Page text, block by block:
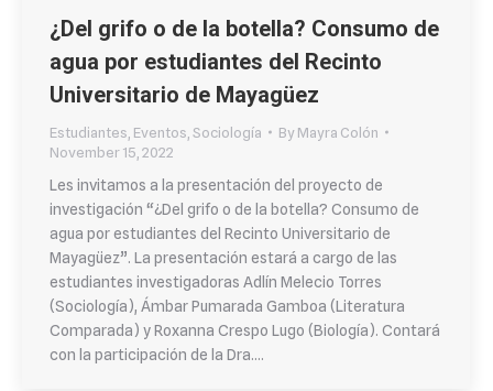
¿Del grifo o de la botella? Consumo de
agua por estudiantes del Recinto
Universitario de Mayagüez
Estudiantes Eventos Sociología ByMayra Colón
November 15, 2022
Les invitamos a la presentación del proyecto de
investigación “¿Del grifo o de la botella? Consumo de
agua por estudiantes del Recinto Universitario de
Mayagüez”. La presentación estará a cargo de las
estudiantes investigadoras Adlín Melecio Torres
(Sociología), Ámbar Pumarada Gamboa (Literatura
Comparada) y Roxanna Crespo Lugo (Biología). Contará
con la participación de la Dra.…